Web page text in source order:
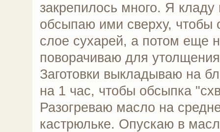
закрепилось много. Я кладу
обсыпаю ими сверху, чтобы
слое сухарей, а потом еще
поворачиваю для
Заготовки выкладываю на
на 1 час, чтобы обсыпка
Разогреваю масло на
кастрюльке. Опускаю в